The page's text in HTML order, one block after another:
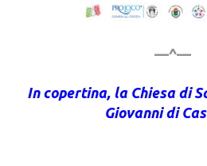
—^—
In copertina, la Chiesa di
Giovanni di